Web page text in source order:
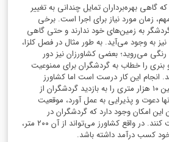
بهره‌برداران تمایل چندانی به تغییر
زمان مورد نیاز برای اجرا است. برخی
گردشگر به زمین‌های خود ندارند و حتی گاهی
به وجود می‌آید. به طور مثال در فصل کلزا،
می‌روید؛ بعضی کشاورزان نیز دور
را خطاب به گردشگران برای ممنوعیت
انجام این کار درست است اما کشاورز
می‌تواند ۲۰۰ متر از یک زمین ۱۰ هزار متری را به بازدید گردشگران از
دعوت و پذیرایی به عمل آورد، موقعیت
امکان وجود دارد که گردشگران در
برداشت محصولات مشارکت کنند. در واقع کشاورز می‌تواند از آن ۲۰۰ متر،
کسب درآمد داشته باشد.